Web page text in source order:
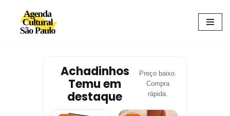
Avançar
Achadinhos
Temu em
destaque
Preço baixo.
Compra
rápida.